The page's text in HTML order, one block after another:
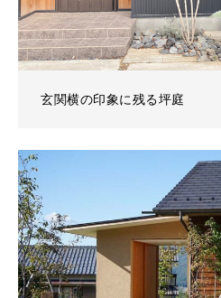
玄関横の印象に残る坪庭